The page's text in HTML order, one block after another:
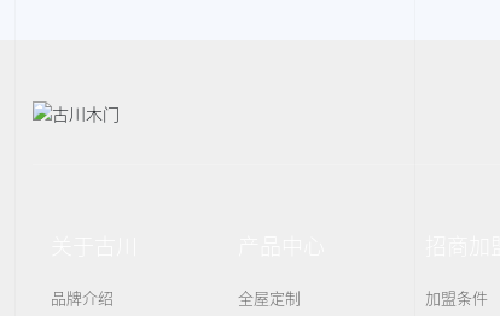
品牌介绍 全屋定制 加盟条件